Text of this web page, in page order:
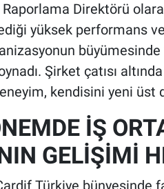
Direktörü
yüksek performans
Şirket çatısı
kendisini yeni üst
İŞ
GELİŞİMİ
Türkiye bünyesinde